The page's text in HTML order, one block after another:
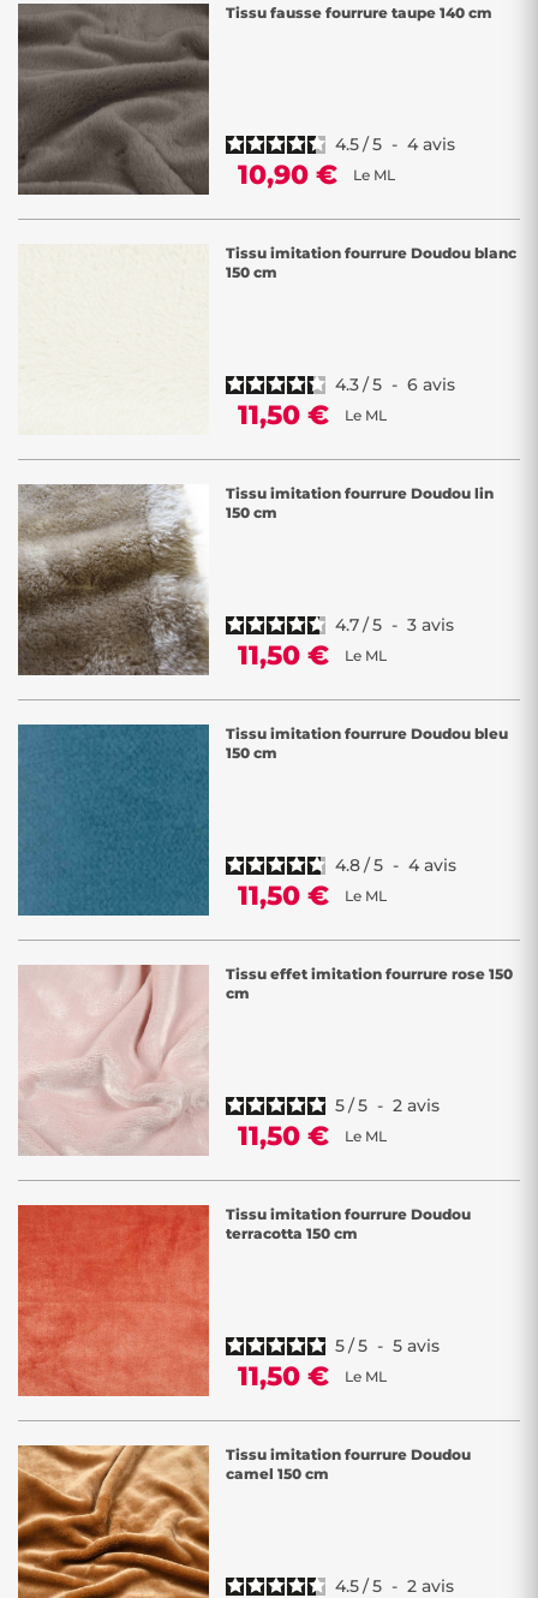
Tissu fausse fourrure taupe 140 cm
4.5/5 - 4 avis
10,90 € Le ML
Tissu imitation fourrure Doudou blanc
150 cm
4.3/5 - 6 avis
11,50 € Le ML
Tissu imitation fourrure Doudou lin
150 cm
4.7/5 - 3 avis
11,50 € Le ML
Tissu imitation fourrure Doudou bleu
150 cm
4.8/5 - 4 avis
11,50 € Le ML
Tissu effet imitation fourrure rose 150
cm
5/5 - 2 avis
11,50 € Le ML
Tissu imitation fourrure Doudou
terracotta 150 cm
5/5 - 5 avis
11,50 € Le ML
Tissu imitation fourrure Doudou
camel 150 cm
4.5/5 - 2 avis